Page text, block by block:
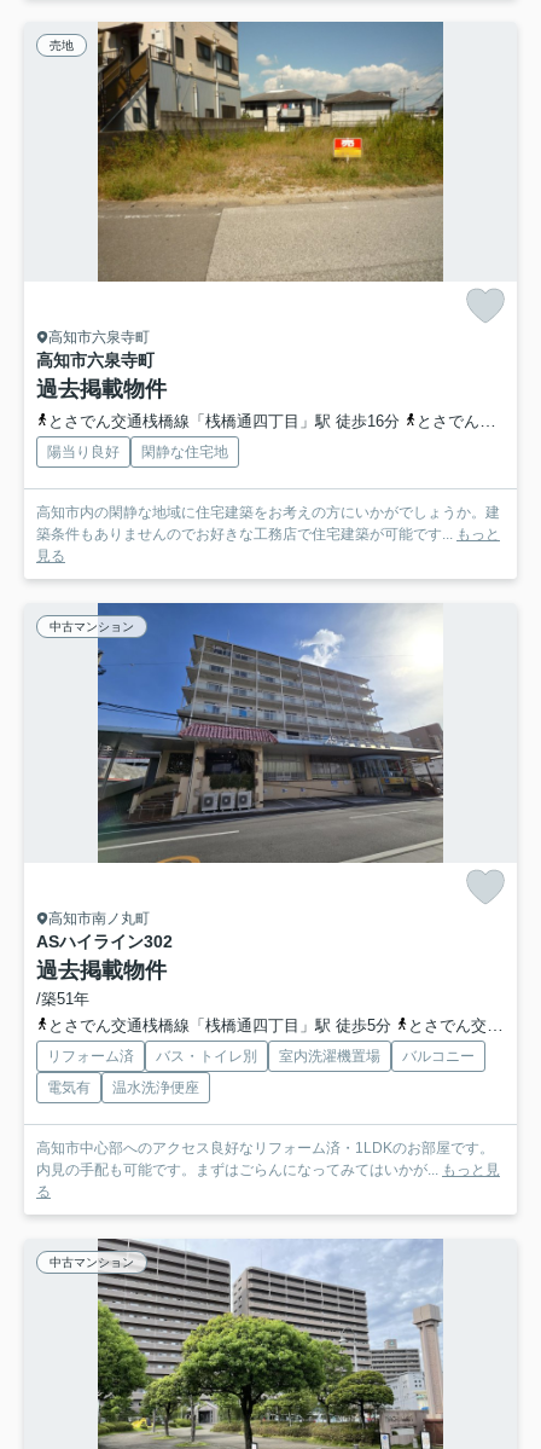
売地
高知市六泉寺町
高知市六泉寺町
過去掲載物件
とさでん交通桟橋線「桟橋通四丁目」駅 徒歩16分 とさでん交通「深谷」バス停下車 徒歩2分
陽当り良好 閑静な住宅地
高知市内の閑静な地域に住宅建築をお考えの方にいかがでしょうか。建
築条件もありませんのでお好きな工務店で住宅建築が可能です... もっと
見る
中古マンション
高知市南ノ丸町
ASハイライン302
過去掲載物件
/築51年
とさでん交通桟橋線「桟橋通四丁目」駅 徒歩5分
とさでん交通「南の丸町」バス停下車 徒歩1分
リフォーム済 バス・トイレ別 室内洗濯機置場
バルコニー
電気有
温水洗浄便座
高知市中心部へのアクセス良好なリフォーム済・1LDKのお部屋です。
内見の手配も可能です。まずはごらんになってみてはいかが... もっと見
る
中古マンション